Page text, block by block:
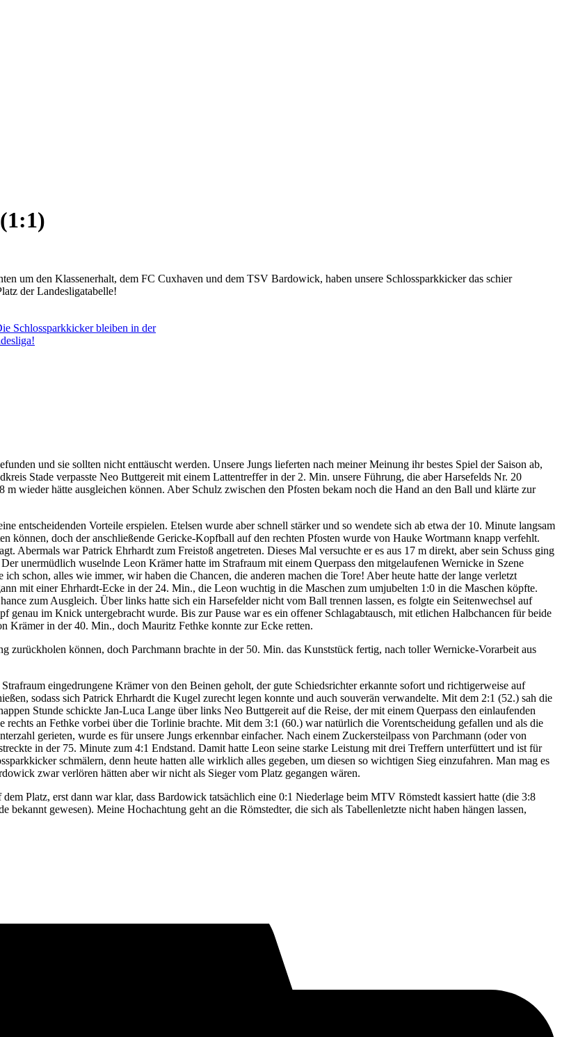
um den Klassenerhalt, dem FC Cuxhaven und dem TSV Bardowick, haben unsere Schlossparkkicker das schier
der Landesligatabelle!
und sie sollten nicht enttäuscht werden. Unsere Jungs lieferten nach meiner Meinung ihr bestes Spiel der Saison ab,
Stade verpasste Neo Buttgereit mit einem Lattentreffer in der 2. Min. unsere Führung, die aber Harsefelds Nr. 20
wieder hätte ausgleichen können. Aber Schulz zwischen den Pfosten bekam noch die Hand an den Ball und klärte zur
entscheidenden Vorteile erspielen. Etelsen wurde aber schnell stärker und so wendete sich ab etwa der 10. Minute langsam
können, doch der anschließende Gericke-Kopfball auf den rechten Pfosten wurde von Hauke Wortmann knapp verfehlt.
Abermals war Patrick Ehrhardt zum Freistoß angetreten. Dieses Mal versuchte er es aus 17 m direkt, aber sein Schuss ging
unermüdlich wuselnde Leon Krämer hatte im Strafraum mit einem Querpass den mitgelaufenen Wernicke in Szene
schon, alles wie immer, wir haben die Chancen, die anderen machen die Tore! Aber heute hatte der lange verletzt
mit einer Ehrhardt-Ecke in der 24. Min., die Leon wuchtig in die Maschen zum umjubelten 1:0 in die Maschen köpfte.
zum Ausgleich. Über links hatte sich ein Harsefelder nicht vom Ball trennen lassen, es folgte ein Seitenwechsel auf
im Knick untergebracht wurde. Bis zur Pause war es ein offener Schlagabtausch, mit etlichen Halbchancen für beide
Krämer in der 40. Min., doch Mauritz Fethke konnte zur Ecke retten.
können, doch Parchmann brachte in der 50. Min. das Kunststück fertig, nach toller Wernicke-Vorarbeit aus
eingedrungene Krämer von den Beinen geholt, der gute Schiedsrichter erkannte sofort und richtigerweise auf
sodass sich Patrick Ehrhardt die Kugel zurecht legen konnte und auch souverän verwandelte. Mit dem 2:1 (52.) sah die
Stunde schickte Jan-Luca Lange über links Neo Buttgereit auf die Reise, der mit einem Querpass den einlaufenden
an Fethke vorbei über die Torlinie brachte. Mit dem 3:1 (60.) war natürlich die Vorentscheidung gefallen und als die
gerieten, wurde es für unsere Jungs erkennbar einfacher. Nach einem Zuckersteilpass von Parchmann (oder von
in der 75. Minute zum 4:1 Endstand. Damit hatte Leon seine starke Leistung mit drei Treffern unterfüttert und ist für
schmälern, denn heute hatten alle wirklich alles gegeben, um diesen so wichtigen Sieg einzufahren. Man mag es
zwar verlören hätten aber wir nicht als Sieger vom Platz gegangen wären.
Platz, erst dann war klar, dass Bardowick tatsächlich eine 0:1 Niederlage beim MTV Römstedt kassiert hatte (die 3:8
gewesen). Meine Hochachtung geht an die Römstedter, die sich als Tabellenletzte nicht haben hängen lassen,